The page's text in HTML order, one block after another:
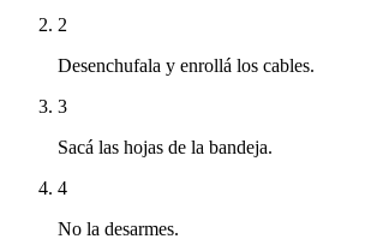
2
Desenchufala y enrollá los cables.
3
Sacá las hojas de la bandeja.
4
No la desarmes.